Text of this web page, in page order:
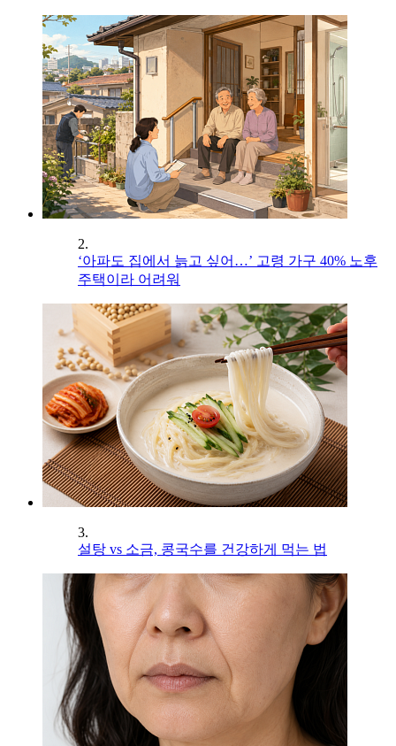
2.
‘아파도 집에서 늙고 싶어…’ 고령 가구 40% 노후
주택이라 어려워
3.
설탕 vs 소금, 콩국수를 건강하게 먹는 법